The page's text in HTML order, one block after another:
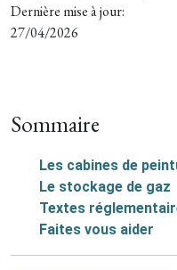
Dernière mise à jour:
27/04/2026
Sommaire
Les cabines de
Le stockage de gaz
Textes
Faites vous aider